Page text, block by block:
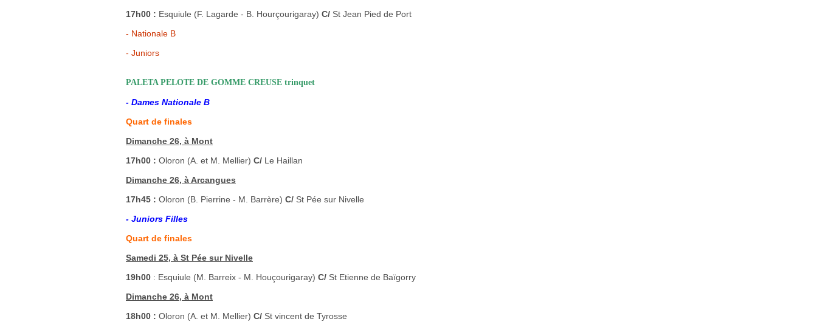
17h00 : Esquiule (F. Lagarde - B. Hourçourigaray) C/ St Jean Pied de Port
- Nationale B
- Juniors
PALETA PELOTE DE GOMME CREUSE trinquet
- Dames Nationale B
Quart de finales
Dimanche 26, à Mont
17h00 : Oloron (A. et M. Mellier) C/ Le Haillan
Dimanche 26, à Arcangues
17h45 : Oloron (B. Pierrine - M. Barrère) C/ St Pée sur Nivelle
- Juniors Filles
Quart de finales
Samedi 25, à St Pée sur Nivelle
19h00 : Esquiule (M. Barreix - M. Houçourigaray) C/ St Etienne de Baïgorry
Dimanche 26, à Mont
18h00 : Oloron (A. et M. Mellier) C/ St vincent de Tyrosse